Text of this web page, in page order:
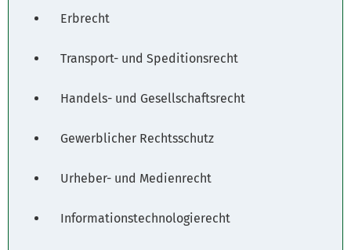
Erbrecht
Transport- und Speditionsrecht
Handels- und Gesellschaftsrecht
Gewerblicher Rechtsschutz
Urheber- und Medienrecht
Informationstechnologierecht